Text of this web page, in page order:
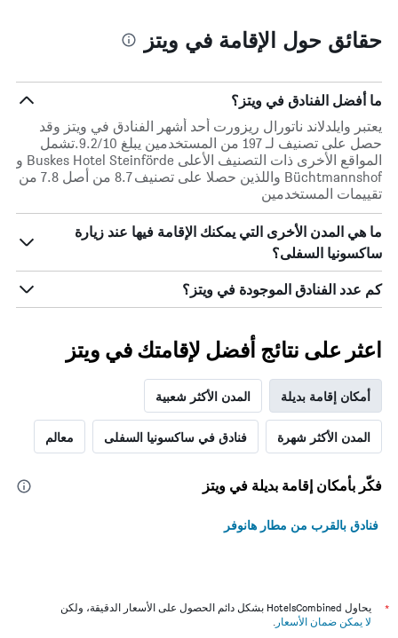
حقائق حول الإقامة في ويتز
ما أفضل الفنادق في ويتز؟
يعتبر وايلدلاند ناتورال ريزورت أحد أشهر الفنادق في ويتز وقد
حصل على تصنيف لـ 197 من المستخدمين يبلغ 9.2/10.تشمل
المواقع الأخرى ذات التصنيف الأعلى Buskes Hotel Steinförde و
Büchtmannshof واللذين حصلا على تصنيف 8.7 من أصل 7.8 من
تقييمات المستخدمين
ما هي المدن الأخرى التي يمكنك الإقامة فيها عند زيارة
ساكسونيا السفلى؟
كم عدد الفنادق الموجودة في ويتز؟
اعثر على نتائج أفضل لإقامتك في ويتز
أمكان إقامة بديلة المدن الأكثر شعبية
المدن الأكثر شهرة فنادق في ساكسونيا السفلى معالم
فكّر بأمكان إقامة بديلة في ويتز
فنادق بالقرب من مطار هانوفر
*
يحاول HotelsCombined بشكل دائم الحصول على الأسعار الدقيقة، ولكن
لا يمكن ضمان الأسعار .